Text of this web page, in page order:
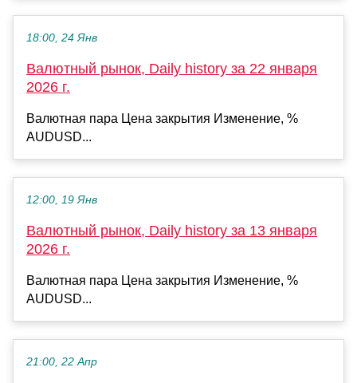
18:00, 24 Янв
Валютный рынок, Daily history за 22 января
2026 г.
Валютная пара Цена закрытия Изменение, %
AUDUSD...
12:00, 19 Янв
Валютный рынок, Daily history за 13 января
2026 г.
Валютная пара Цена закрытия Изменение, %
AUDUSD...
21:00, 22 Апр